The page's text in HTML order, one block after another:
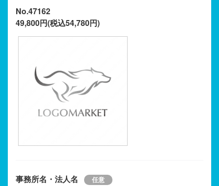
No.47162
49,800円(税込54,780円)
事務所名・法人名